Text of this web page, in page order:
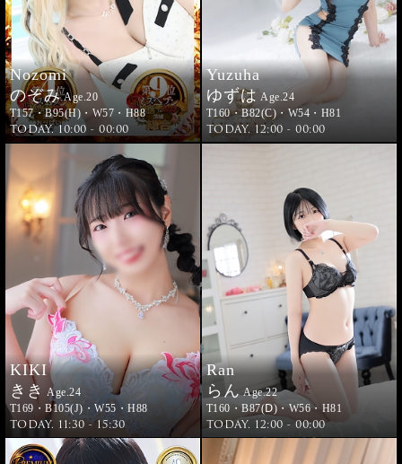
Nozomi
のぞみAge.20
T157・B95(H)・W57・H88
TODAY. 10:00 - 00:00
Yuzuha
ゆずは Age.24
T160・B82(C)・W54・H81
TODAY. 12:00 - 00:00
KIKI
きき
Age.24
T169・B105(J)・W55・H88
TODAY. 11:30 - 15:30
Ran
らん Age.22
T160・B87(Ⅾ)・W56・H81
TODAY. 12:00 - 00:00